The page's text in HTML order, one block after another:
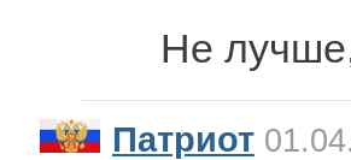
Не
Патриот